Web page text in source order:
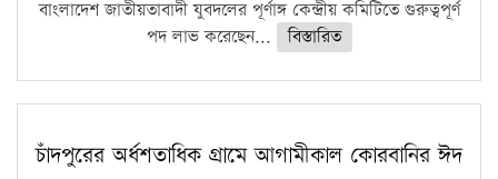
ফরিদগঞ্জে আগুনে পুড়লো ৬ ব্যবসা প্রতিষ্ঠান
বাংলাদেশ জাতীয়তাবাদী যুবদলের পূর্ণাঙ্গ কেন্দ্রীয় কমিটিতে গুরুত্বপূর্ণ
পদ লাভ করেছেন...
বিস্তারিত
চাঁদপুরের অর্ধশতাধিক গ্রামে আগামীকাল কোরবানির ঈদ